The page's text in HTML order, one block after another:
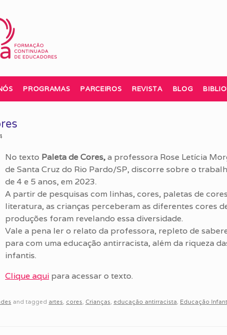
PROGRAMAS PARCEIROS REVISTA BLOG
No texto Paleta de Cores,a professora Rose Letícia
de Santa Cruz do Rio Pardo/SP, discorre sobre o
de 4 e 5 anos, em 2023.
A partir de pesquisas com linhas, cores, paletas de
literatura, as crianças perceberam as diferentes cores
produções foram revelando essa diversidade.
Vale a pena ler o relato da professora, repleto de
para com uma educação antirracista, além da riqueza
infantis.
Clique aqui para acessar o texto.
and tagged artes cores Crianças educação antirracista Educação